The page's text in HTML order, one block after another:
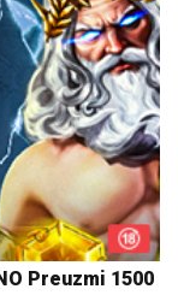
Preuzmi 1500